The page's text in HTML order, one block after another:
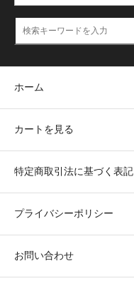
ホーム
カートを見る
特定商取引法に基づく表記
プライバシーポリシー
お問い合わせ